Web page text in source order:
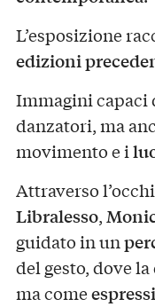
L’esposizione
edizioni
Immagini capaci
danzatori, ma
movimento e i
Attraverso
Libralesso,
guidato in un
del gesto, dove
ma come